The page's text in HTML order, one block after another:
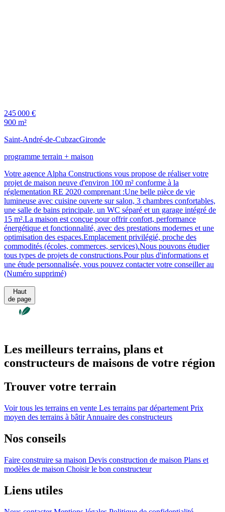
245 000 €
900 m²
Saint-André-de-CubzacGironde
programme terrain + maison
Votre agence Alpha Constructions vous propose de réaliser votre
projet de maison neuve d'environ 100 m² conforme à la
réglementation RE 2020 comprenant :Une belle pièce de vie
lumineuse avec cuisine ouverte sur salon, 3 chambres confortables,
une salle de bains principale, un WC séparé et un garage intégré de
15 m².La maison est conçue pour offrir confort, performance
énergétique et fonctionnalité, avec des prestations modernes et une
optimisation des espaces.Emplacement privilégié, proche des
commodités (écoles, commerces, services).Nous pouvons étudier
tous types de projets de constructions.Pour plus d'informations et
une étude personnalisée, vous pouvez contacter votre conseiller au
(Numéro supprimé)
Haut
de page
Les meilleurs terrains, plans et
constructeurs de maisons de votre région
Trouver votre terrain
Voir tous les terrains en vente Les terrains par département Prix
moyen des terrains à bâtirAnnuaire des constructeurs
Nos conseils
Faire construire sa maison Devis construction de maison Plans et
modèles de maison Choisir le bon constructeur
Liens utiles